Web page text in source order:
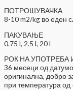
ПОТРОШУВАЧКА
8-10 m2/kg во еден
ПАКУВАЊЕ
0.75 l, 2.5 l, 20 l
РОК НА УПОТРЕБА
36 месеци од
оригинална, добро
при температура од